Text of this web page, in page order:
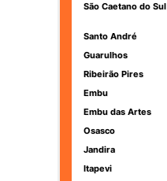
São Caetano do Sul
Santo André
Guarulhos
Ribeirão Pires
Embu
Embu das Artes
Osasco
Jandira
Itapevi